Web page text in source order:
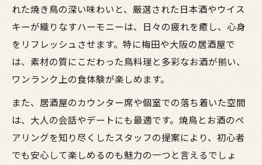
れた焼き鳥の深い味わいと、厳選された日本酒やウイス
キーが織りなすハーモニーは、日々の疲れを癒し、心身
をリフレッシュさせます。特に梅田や大阪の居酒屋で
は、素材の質にこだわった鳥料理と多彩なお酒が揃い、
ワンランク上の食体験が楽しめます。
また、居酒屋のカウンター席や個室での落ち着いた空間
は、大人の会話やデートにも最適です。焼鳥とお酒のペ
アリングを知り尽くしたスタッフの提案により、初心者
でも安心して楽しめるのも魅力の一つと言えるでしょ